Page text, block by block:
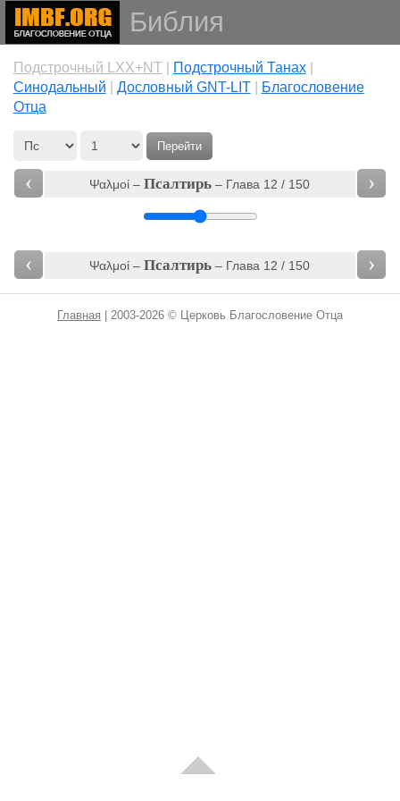
Библия
Подстрочный LXX+NT| Подстрочный Танах|
Cинодальный
Дословный GNT-LIT|
Благословение
Отца
Перейти
‹ Ψαλμοί –Псалтирь – Глава 12 / 150 ›
‹ Ψαλμοί –Псалтирь – Глава 12 / 150 ›
Главная | 2003-2026 © Церковь Благословение Отца